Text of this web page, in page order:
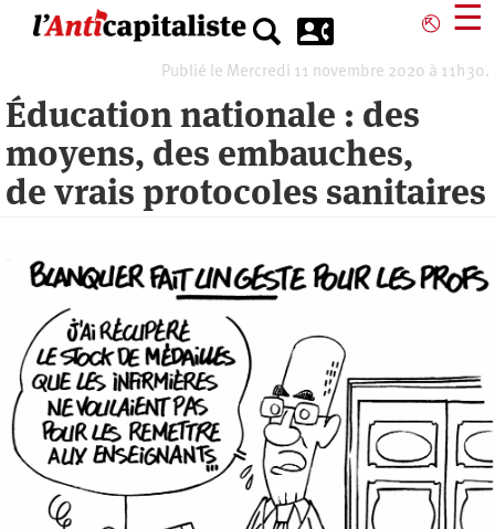
⎋ ☰
Publié le Mercredi 11 novembre 2020 à 11h30.
Éducation nationale : des
moyens, des embauches,
de vrais protocoles sanitaires